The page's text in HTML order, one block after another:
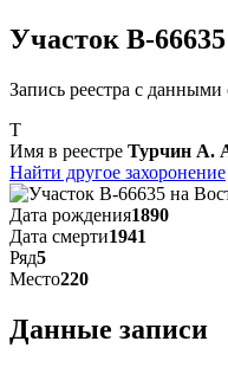
Участок В-66635
Запись реестра с
Т
Имя в реестре Турчин А.
Найти другое захоронение
Дата рождения1890
Дата смерти1941
Ряд5
Место220
Данные записи